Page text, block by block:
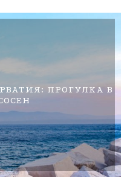
ПРОГУЛКА В